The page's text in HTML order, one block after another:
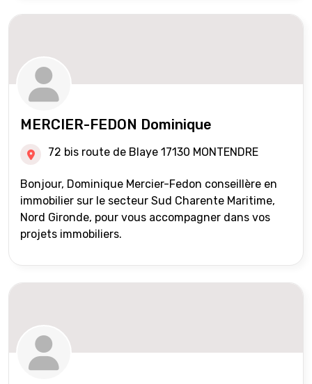
MERCIER-FEDON Dominique
72 bis route de Blaye 17130 MONTENDRE
Bonjour, Dominique Mercier-Fedon conseillère en
immobilier sur le secteur Sud Charente Maritime,
Nord Gironde, pour vous accompagner dans vos
projets immobiliers.